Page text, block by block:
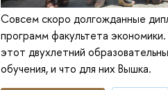
Совсем скоро долгожданные
программ факультета
этот двухлетний
обучения, и что для них Вышка.